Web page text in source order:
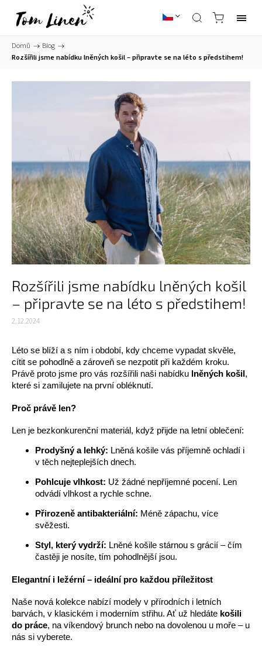
Domů / Blog /
Rozšířili jsme nabídku lněných košil – připravte se na léto s předstihem!
Rozšířili jsme nabídku lněných košil
– připravte se na léto s předstihem!
2.12.2024
Léto se blíží a s ním i období, kdy chceme vypadat skvěle,
cítit se pohodlně a zároveň se nezpotit při každém kroku.
Právě proto jsme pro vás rozšířili naši nabídku lněných košil ,
které si zamilujete na první obléknutí.
Proč právě len?
Len je bezkonkurenční materiál, když přijde na letní oblečení:
Prodyšný a lehký: Lněná košile vás příjemně ochladí i
v těch nejteplejších dnech.
Pohlcuje vlhkost: Už žádné nepříjemné pocení. Len
odvádí vlhkost a rychle schne.
Přirozeně antibakteriální: Méně zápachu, více
svěžesti.
Styl, který vydrží: Lněné košile stárnou s grácií – čím
častěji je nosíte, tím pohodlnější jsou.
Elegantní i ležérní – ideální pro každou příležitost
Naše nová kolekce nabízí modely v přírodních i letních
barvách, v klasickém i moderním střihu. Ať už hledáte košili
do práce, na víkendový brunch nebo na dovolenou u moře – u
nás si vyberete.